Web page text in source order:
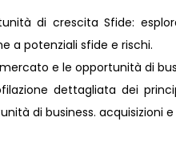
di crescita Sfide:
a potenziali sfide e rischi.
e le opportunità di
dettagliata dei
di business. acquisizioni